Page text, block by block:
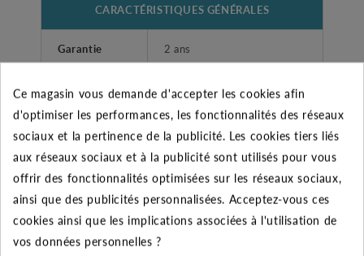
CARACTÉRISTIQUES GÉNÉRALES
Garantie 2 ans
Désignation
KVC 75/50 T Pompe
centrifuge multicellulaire
vertical
Utilisateurs
Domestique et
Fabricant DAB
Ce magasin vous demande d'accepter les cookies afin
d'optimiser les performances, les fonctionnalités des réseaux
sociaux et la pertinence de la publicité. Les cookies tiers liés
aux réseaux sociaux et à la publicité sont utilisés pour vous
offrir des fonctionnalités optimisées sur les réseaux sociaux,
ainsi que des publicités personnalisées. Acceptez-vous ces
cookies ainsi que les implications associées à l'utilisation de
vos données personnelles ?